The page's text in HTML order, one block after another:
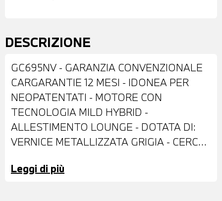
DESCRIZIONE
GC695NV - GARANZIA CONVENZIONALE
CARGARANTIE 12 MESI - IDONEA PER
NEOPATENTATI - MOTORE CON
TECNOLOGIA MILD HYBRID -
ALLESTIMENTO LOUNGE - DOTATA DI:
VERNICE METALLIZZATA GRIGIA - CERCHI
REGOLABILI ELETTRONICAMENTE -
Leggi di più